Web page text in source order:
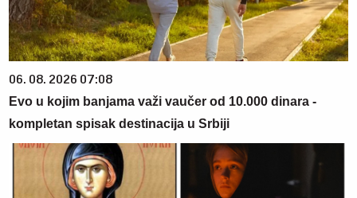
06. 08. 2026 07:08
Evo u kojim banjama važi vaučer od 10.000 dinara -
kompletan spisak destinacija u Srbiji